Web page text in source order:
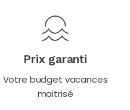
Prix garanti
Votre budget vacances
maitrisé